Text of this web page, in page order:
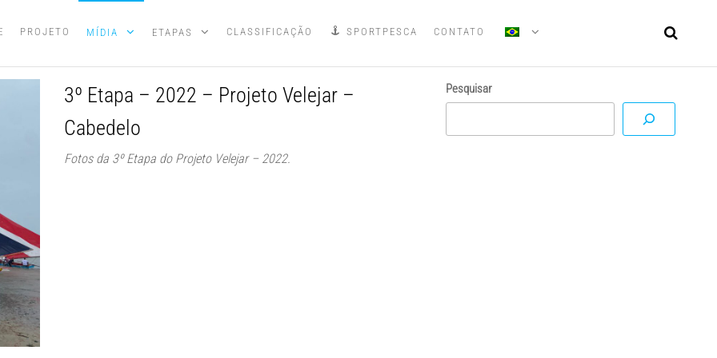
PROJETO MÍDIA ETAPAS CLASSIFICAÇÃO SPORTPESCA CONTATO
3º Etapa – 2022 – Projeto Velejar –
Cabedelo
Fotos da 3º Etapa do Projeto Velejar – 2022.
Pesquisar